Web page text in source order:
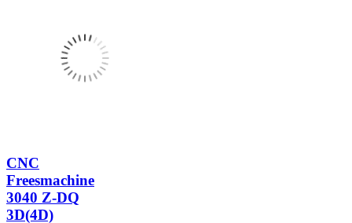
CNC
Freesmachine
3040 Z-DQ
3D(4D)